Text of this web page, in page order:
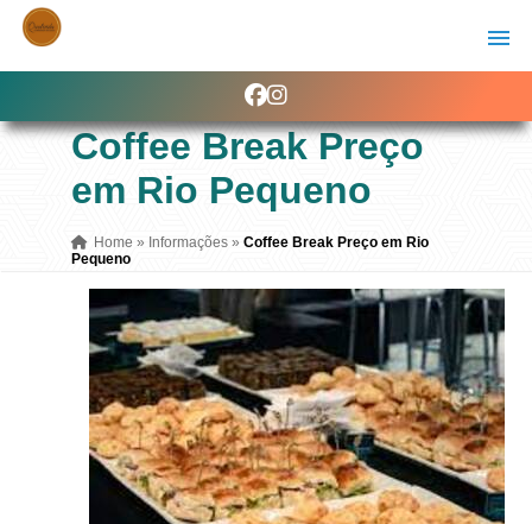
Coffee Break Preço
em Rio Pequeno
Home » Informações » Coffee Break Preço em Rio
Pequeno